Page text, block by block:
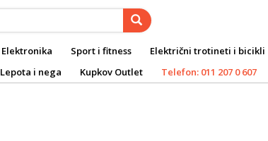
Elektronika Sport i fitness Električni trotineti i bicikli
Lepota i nega Kupkov Outlet Telefon: 011 207 0 607